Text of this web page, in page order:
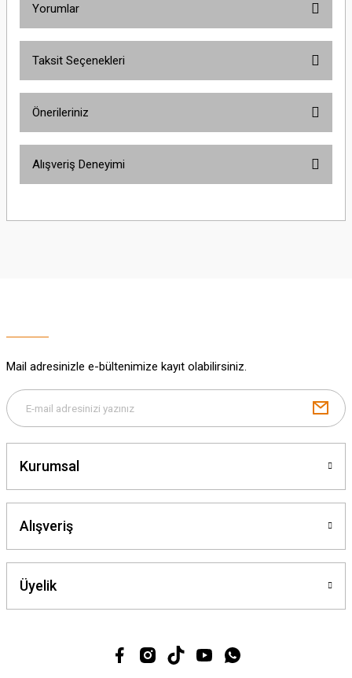
Yorumlar
Taksit Seçenekleri
Önerileriniz
yetersiz gördüğünüz noktaları öneri formunu kullanarak tarafımıza
Gönder
Alışveriş Deneyimi
Mail adresinizle e-bültenimize kayıt olabilirsiniz.
Kurumsal
Alışveriş
Üyelik